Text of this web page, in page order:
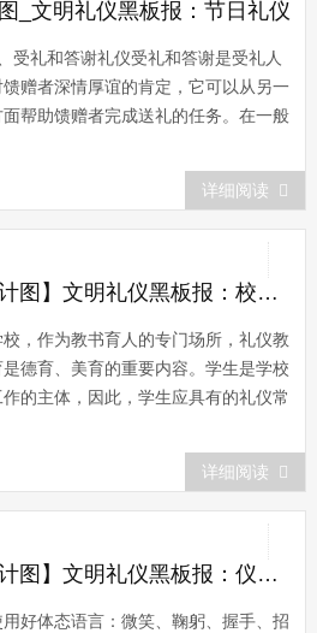
_文明礼仪黑板报：节日礼仪
受礼和答谢礼仪受礼和答谢是受礼人
馈赠者深情厚谊的肯定，它可以从另一
面帮助馈赠者完成送礼的任务。在一般
郑重其事地收下。大多数从很幸运地接
过礼品，却并不是每个人都能礼貌地接
别人的礼品。当他人口头宣布有礼相赠
，不管自己在做什么事，都应立即中
起身站...
详细阅读
【文明礼仪黑板报设计图】文明礼仪黑板报：校内活动礼仪
校，作为教书育人的专门场所，礼仪教
是德育、美育的重要内容。学生是学校
作的主体，因此，学生应具有的礼仪常
堂上，在活动中，在与教师和同学相处
程中都要遵守一定的礼仪。一、课堂礼
：遵守课堂纪律是学生最基本的礼貌。
上课：课前准备好上课所需的文具，
的...
详细阅读
【文明礼仪黑板报设计图】文明礼仪黑板报：仪态举止
用好体态语言：微笑、鞠躬、握手、招